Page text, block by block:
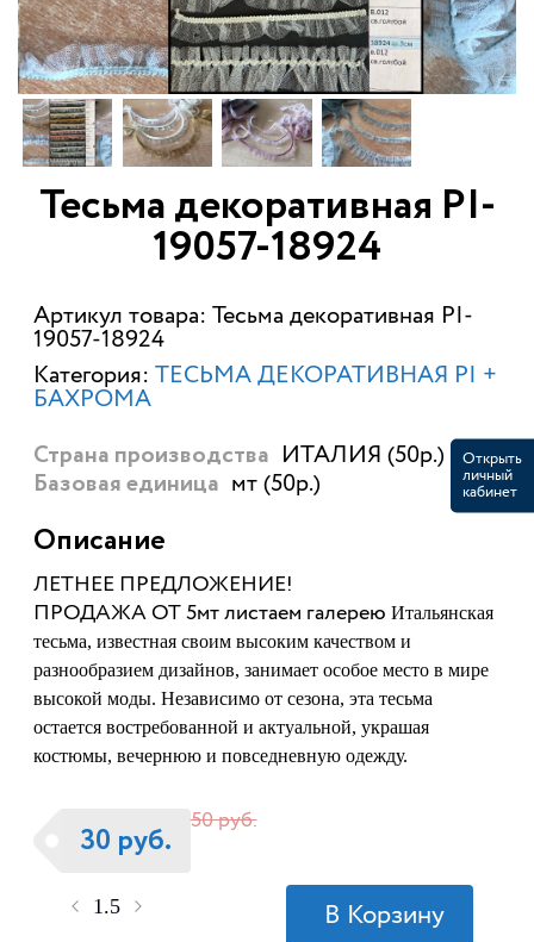
Тесьма декоративная PI-
19057-18924
Артикул товара: Тесьма декоративная PI-
19057-18924
Категория: ТЕСЬМА ДЕКОРАТИВНАЯ PI +
БАХРОМА
Страна производства ИТАЛИЯ (50р.)
Базовая единица мт (50р.)
Описание
ЛЕТНЕЕ ПРЕДЛОЖЕНИЕ!
ПРОДАЖА ОТ 5мт листаем галерею Итальянская
тесьма, известная своим высоким качеством и
разнообразием дизайнов, занимает особое место в мире
высокой моды. Независимо от сезона, эта тесьма
остается востребованной и актуальной, украшая
костюмы, вечернюю и повседневную одежду.
50 руб.
30 руб.
Открыть
личный
кабинет